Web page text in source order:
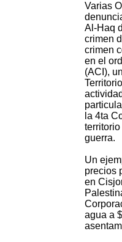
Varias
Al-Haq
crimen
crimen
en el
(ACI),
la 4ta
guerra.
Un
precios
en
agua a